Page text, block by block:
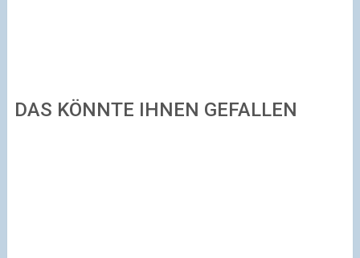
DAS KÖNNTE IHNEN GEFALLEN